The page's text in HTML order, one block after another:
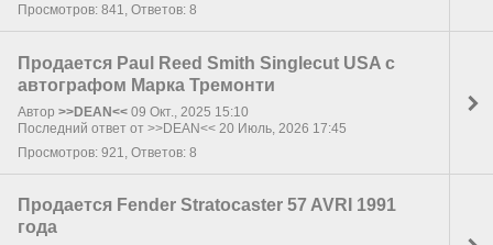
Просмотров: 841, Ответов: 8
Продается Paul Reed Smith Singlecut USA с
автографом Марка Тремонти
Автор >>DEAN<< 09 Окт., 2025 15:10
Последний ответ от >>DEAN<< 20 Июль, 2026 17:45
Просмотров: 921, Ответов: 8
Продается Fender Stratocaster 57 AVRI 1991
года